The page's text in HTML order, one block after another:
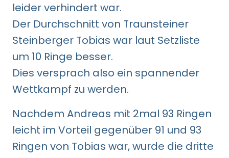
leider verhindert war.
Der Durchschnitt von Traunsteiner
Steinberger Tobias war laut Setzliste
um 10 Ringe besser.
Dies versprach also ein spannender
Wettkampf zu werden.
Nachdem Andreas mit 2mal 93 Ringen
leicht im Vorteil gegenüber 91 und 93
Ringen von Tobias war, wurde die dritte